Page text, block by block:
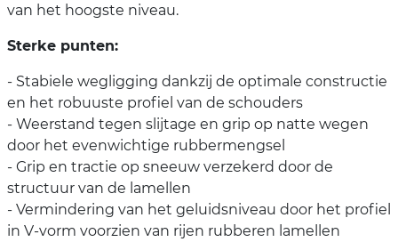
van het hoogste niveau.
Sterke punten:
- Stabiele wegligging dankzij de optimale constructie
en het robuuste profiel van de schouders
- Weerstand tegen slijtage en grip op natte wegen
door het evenwichtige rubbermengsel
- Grip en tractie op sneeuw verzekerd door de
structuur van de lamellen
- Vermindering van het geluidsniveau door het profiel
in V-vorm voorzien van rijen rubberen lamellen